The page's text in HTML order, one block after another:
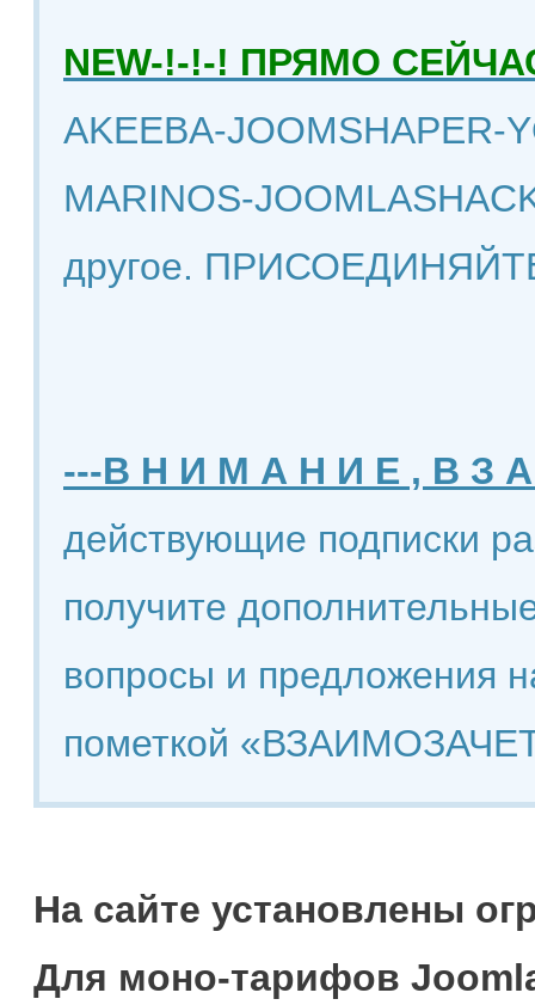
NEW-!-!-! ПРЯМО
AKEEBA-JOOMSHAPER-
MARINOS-
другое.
---В Н И М А Н И Е , В З
действующие подписки
получите
вопросы и предложения
пометкой
На сайте установлены
Для моно-тарифов